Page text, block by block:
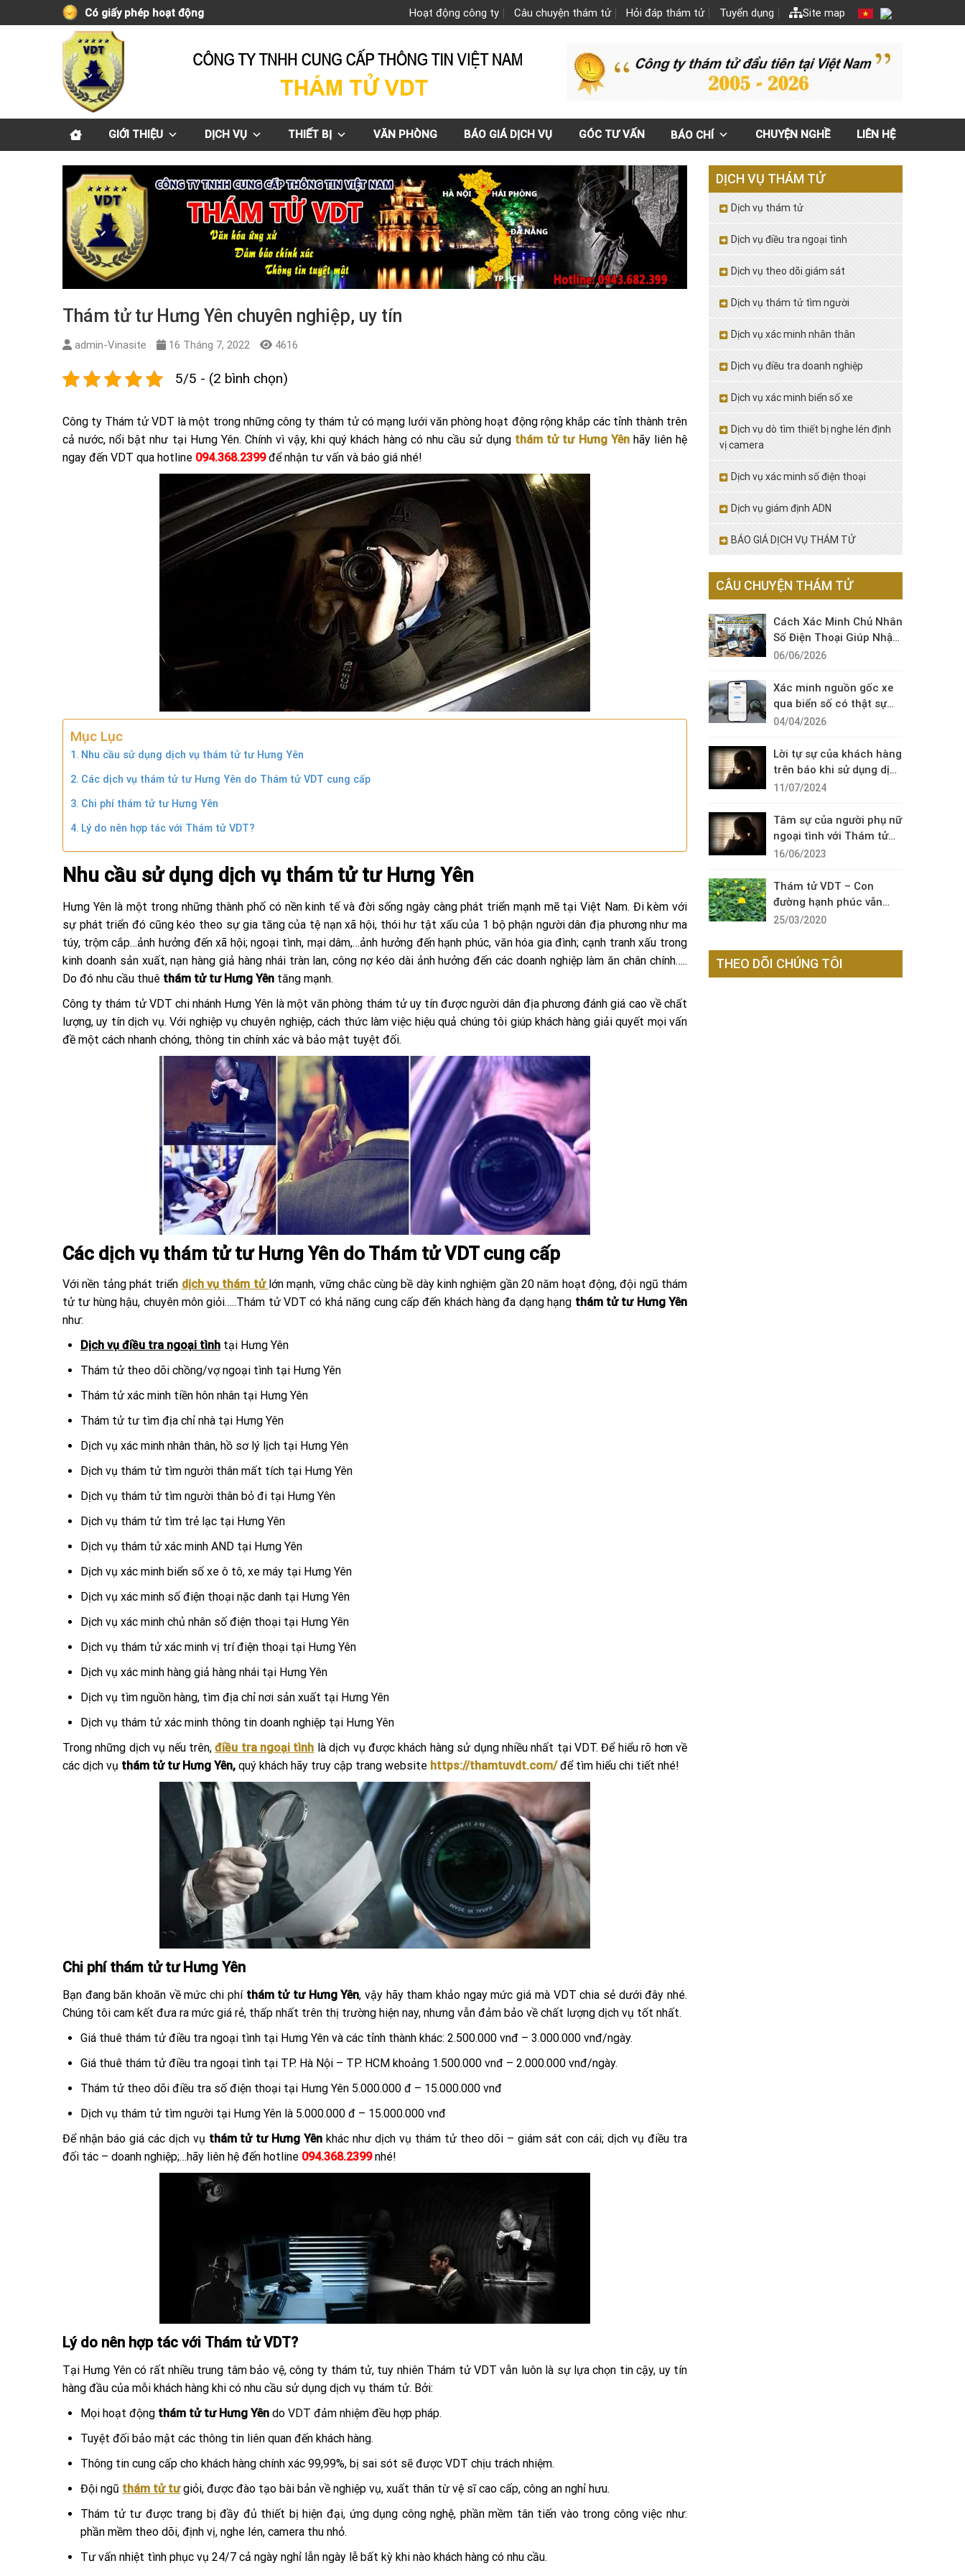
to
Có giấy phép hoạt động Hoạt động công ty Câu chuyện thám tử Hỏi đáp thám tử Tuyển dụng Site map
GIỚI THIỆU DỊCH VỤ THIẾT BỊ VĂN PHÒNG BÁO GIÁ DỊCH VỤ GÓC TƯ VẤN BÁO CHÍ CHUYỆN NGHỀ LIÊN HỆ
Thám tử tư Hưng Yên chuyên nghiệp, uy tín
admin-Vinasite 16 Tháng 7, 2022 4616
5/5 - (2 bình chọn)
Công ty Thám tử VDT là một trong những công ty thám tử có mạng lưới văn phòng hoạt động rộng khắp các tỉnh thành trên
cả nước, nổi bật như tại Hưng Yên. Chính vì vậy, khi quý khách hàng có nhu cầu sử dụng thám tử tư Hưng Yênhãy liên hệ
ngay đến VDT qua hotline 094.368.2399 để nhận tư vấn và báo giá nhé!
Mục Lục
Nhu cầu sử dụng dịch vụ thám tử tư Hưng Yên
Các dịch vụ thám tử tư Hưng Yên do Thám tử VDT cung cấp
Chi phí thám tử tư Hưng Yên
Lý do nên hợp tác với Thám tử VDT?
Nhu cầu sử dụng dịch vụ thám tử tư Hưng Yên
Hưng Yên là một trong những thành phố có nền kinh tế và đời sống ngày càng phát triển mạnh mẽ tại Việt Nam. Đi kèm với
sự phát triển đó cũng kéo theo sự gia tăng của tệ nạn xã hội, thói hư tật xấu của 1 bộ phận người dân địa phương như ma
túy, trộm cắp…ảnh hưởng đến xã hội; ngoại tình, mại dâm,…ảnh hưởng đến hạnh phúc, văn hóa gia đình; cạnh tranh xấu trong
kinh doanh sản xuất, nạn hàng giả hàng nhái tràn lan, công nợ kéo dài ảnh hưởng đến các doanh nghiệp làm ăn chân chính…..
Do đó nhu cầu thuê thám tử tư Hưng Yên tăng mạnh.
Công ty thám tử VDT chi nhánh Hưng Yên là một văn phòng thám tử uy tín được người dân địa phương đánh giá cao về chất
lượng, uy tín dịch vụ. Với nghiệp vụ chuyên nghiệp, cách thức làm việc hiệu quả chúng tôi giúp khách hàng giải quyết mọi vấn
đề một cách nhanh chóng, thông tin chính xác và bảo mật tuyệt đối.
Các dịch vụ thám tử tư Hưng Yên do Thám tử VDT cung cấp
Với nền tảng phát triển dịch vụ thám tử lớn mạnh, vững chắc cùng bề dày kinh nghiệm gần 20 năm hoạt động, đội ngũ thám
tử tư hùng hậu, chuyên môn giỏi…..Thám tử VDT có khả năng cung cấp đến khách hàng đa dạng hạng thám tử tư Hưng Yên
như:
Dịch vụ điều tra ngoại tình tại Hưng Yên
Thám tử theo dõi chồng/vợ ngoại tình tại Hưng Yên
Thám tử xác minh tiền hôn nhân tại Hưng Yên
Thám tử tư tìm địa chỉ nhà tại Hưng Yên
Dịch vụ xác minh nhân thân, hồ sơ lý lịch tại Hưng Yên
Dịch vụ thám tử tìm người thân mất tích tại Hưng Yên
Dịch vụ thám tử tìm người thân bỏ đi tại Hưng Yên
Dịch vụ thám tử tìm trẻ lạc tại Hưng Yên
Dịch vụ thám tử xác minh AND tại Hưng Yên
Dịch vụ xác minh biển số xe ô tô, xe máy tại Hưng Yên
Dịch vụ xác minh số điện thoại nặc danh tại Hưng Yên
Dịch vụ xác minh chủ nhân số điện thoại tại Hưng Yên
Dịch vụ thám tử xác minh vị trí điện thoại tại Hưng Yên
Dịch vụ xác minh hàng giả hàng nhái tại Hưng Yên
Dịch vụ tìm nguồn hàng, tìm địa chỉ nơi sản xuất tại Hưng Yên
Dịch vụ thám tử xác minh thông tin doanh nghiệp tại Hưng Yên
Trong những dịch vụ nếu trên,điều tra ngoại tình là dịch vụ được khách hàng sử dụng nhiều nhất tại VDT. Để hiểu rõ hơn về
các dịch vụ thám tử tư Hưng Yên, quý khách hãy truy cập trang website https://thamtuvdt.com/để tìm hiểu chi tiết nhé!
Chi phí thám tử tư Hưng Yên
Bạn đang băn khoăn về mức chi phí thám tử tư Hưng Yên, vậy hãy tham khảo ngay mức giá mà VDT chia sẻ dưới đây nhé.
Chúng tôi cam kết đưa ra mức giá rẻ, thấp nhất trên thị trường hiện nay, nhưng vẫn đảm bảo về chất lượng dịch vụ tốt nhất.
Giá thuê thám tử điều tra ngoại tình tại Hưng Yên và các tỉnh thành khác: 2.500.000 vnđ – 3.000.000 vnđ/ngày.
Giá thuê thám tử điều tra ngoại tình tại TP. Hà Nội – TP. HCM khoảng 1.500.000 vnđ – 2.000.000 vnđ/ngày.
Thám tử theo dõi điều tra số điện thoại tại Hưng Yên 5.000.000 đ – 15.000.000 vnđ
Dịch vụ thám tử tìm người tại Hưng Yên là 5.000.000 đ – 15.000.000 vnđ
Để nhận báo giá các dịch vụ thám tử tư Hưng Yên khác như dịch vụ thám tử theo dõi – giám sát con cái; dịch vụ điều tra
đối tác – doanh nghiệp;…hãy liên hệ đến hotline 094.368.2399nhé!
Lý do nên hợp tác với Thám tử VDT?
Tại Hưng Yên có rất nhiều trung tâm bảo vệ, công ty thám tử, tuy nhiên Thám tử VDT vẫn luôn là sự lựa chọn tin cậy, uy tín
hàng đầu của mỗi khách hàng khi có nhu cầu sử dụng dịch vụ thám tử. Bởi:
Mọi hoạt động thám tử tư Hưng Yên do VDT đảm nhiệm đều hợp pháp.
Tuyệt đối bảo mật các thông tin liên quan đến khách hàng.
Thông tin cung cấp cho khách hàng chính xác 99,99%, bị sai sót sẽ được VDT chịu trách nhiệm.
Đội ngũ thám tử tưgiỏi, được đào tạo bài bản về nghiệp vụ, xuất thân từ vệ sĩ cao cấp, công an nghỉ hưu.
Thám tử tư được trang bị đầy đủ thiết bị hiện đại, ứng dụng công nghệ, phần mềm tân tiến vào trong công việc như:
phần mềm theo dõi, định vị, nghe lén, camera thu nhỏ.
Tư vấn nhiệt tình phục vụ 24/7 cả ngày nghỉ lẫn ngày lễ bất kỳ khi nào khách hàng có nhu cầu.
DỊCH VỤ THÁM TỬ
Dịch vụ thám tử
Dịch vụ điều tra ngoại tình
Dịch vụ theo dõi giám sát
Dịch vụ thám tử tìm người
Dịch vụ xác minh nhân thân
Dịch vụ điều tra doanh nghiệp
Dịch vụ xác minh biển số xe
Dịch vụ dò tìm thiết bị nghe lén định
vị camera
Dịch vụ xác minh số điện thoại
Dịch vụ giám định ADN
BÁO GIÁ DỊCH VỤ THÁM TỬ
CÂU CHUYỆN THÁM TỬ
Cách Xác Minh Chủ Nhân
Số Điện Thoại Giúp Nhận
Diện Cuộc Gọi Đáng Ngờ
06/06/2026
Xác minh nguồn gốc xe
qua biển số có thật sự
cần thiết?
04/04/2026
Lời tự sự của khách hàng
trên báo khi sử dụng dịch
vụ thám tử sài gòn VDT
11/07/2024
Tâm sự của người phụ nữ
ngoại tình với Thám tử
VDT
16/06/2023
Thám tử VDT – Con
đường hạnh phúc vẫn
còn đó !
25/03/2020
THEO DÕI CHÚNG TÔI